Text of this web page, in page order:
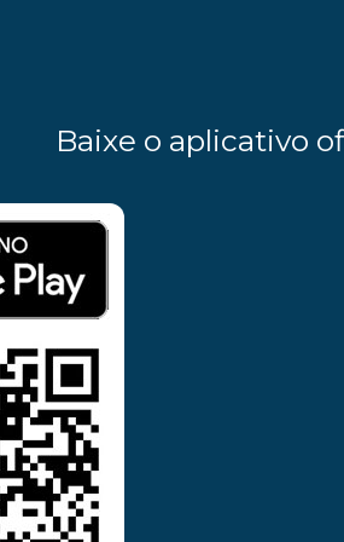
Baixe o aplicativo